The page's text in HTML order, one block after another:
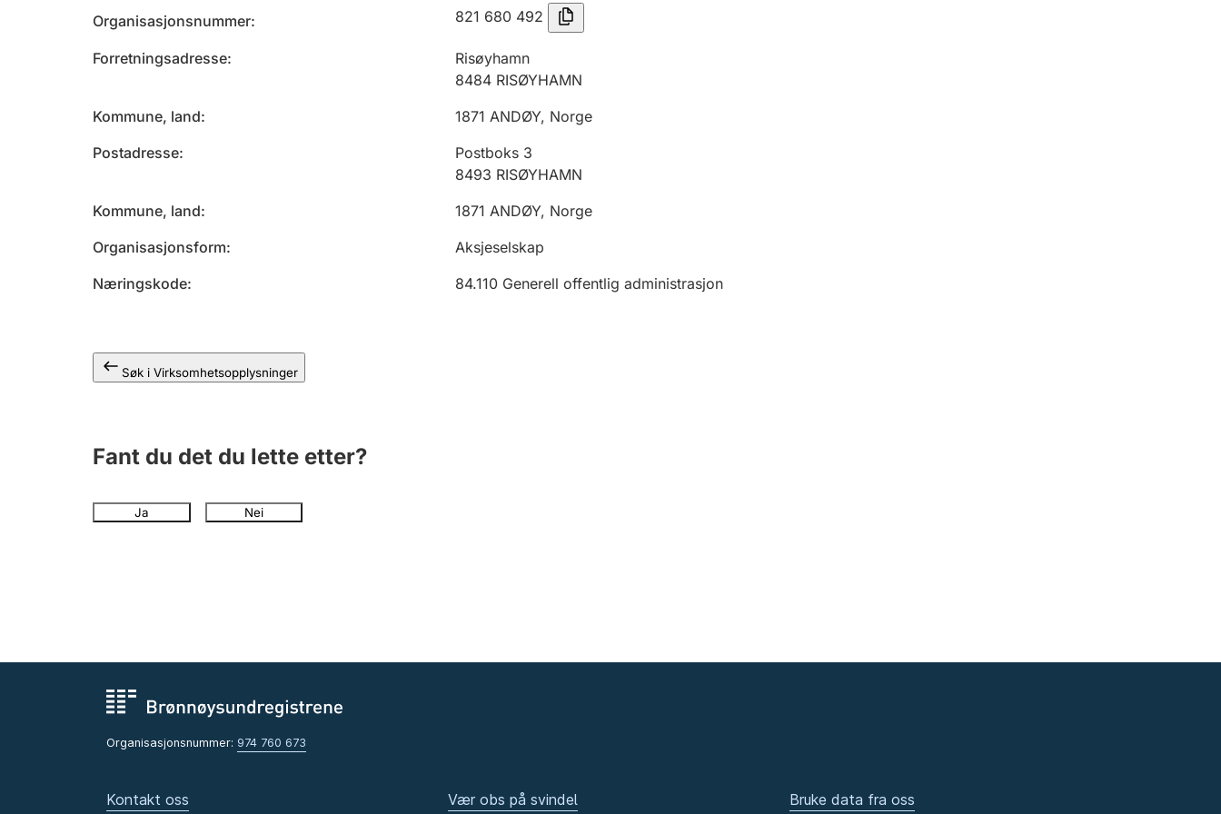
Organisasjonsnummer 821 680 492
Forretningsadresse
Risøyhamn
8484 RISØYHAMN
Kommune, land
1871 ANDØY, Norge
Postadresse
Postboks 3
8493 RISØYHAMN
Kommune, land
1871 ANDØY, Norge
Organisasjonsform
Aksjeselskap
Næringskode
84.110 Generell offentlig administrasjon
Søk i Virksomhetsopplysninger
Fant du det du lette etter?
Ja Nei
Organisasjonsnummer: 974 760 673
Kontakt oss Vær obs på svindel Bruke data fra oss